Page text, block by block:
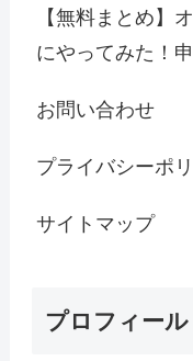
【無料まとめ】
にやってみた！
お問い合わせ
プライバシーポ
サイトマップ
プロフィール